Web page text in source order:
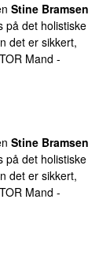
Stine Bramsen
på det holistiske
det er sikkert,
Mand -
Stine Bramsen
på det holistiske
det er sikkert,
Mand -